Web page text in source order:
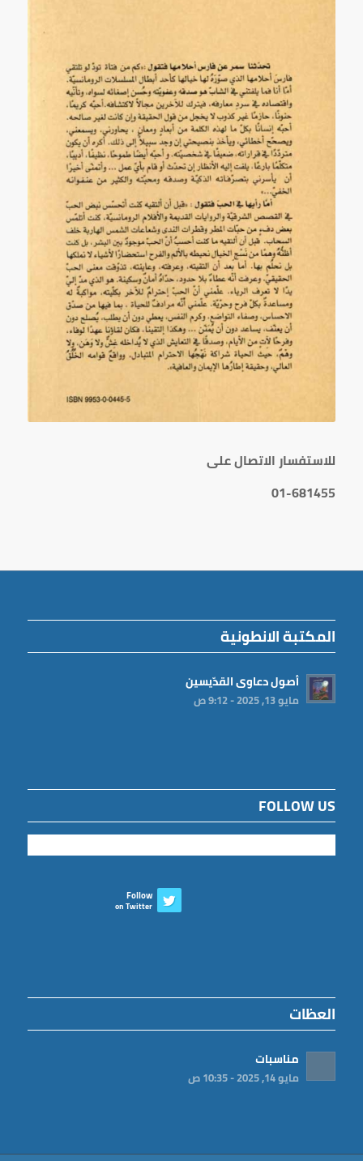
للاستفسار الاتصال على
01-681455
المكتبة الانطونية
أصول دعاوى القدّيسين
مايو 13, 2025 - 9:12 ص
FOLLOW US
Follow
on Twitter
العظات
مناسبات
مايو 14, 2025 - 10:35 ص